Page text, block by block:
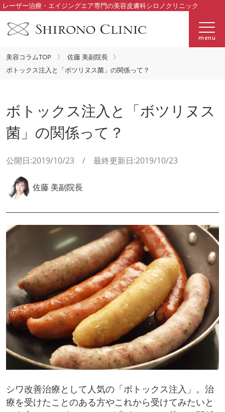
レーザー治療・エイジングエア専門の美容皮膚科シロノクリニック
menu
美容コラムTOP
佐藤 美副院長
ボトックス注入と「ボツリヌス菌」の関係って？
ボトックス注入と「ボツリヌス
菌」の関係って？
公開日:2019/10/23 / 最終更新日:2019/10/23
佐藤 美副院長
シワ改善治療として人気の「ボトックス注入」。治
療を受けたことのある方やこれから受けてみたいと